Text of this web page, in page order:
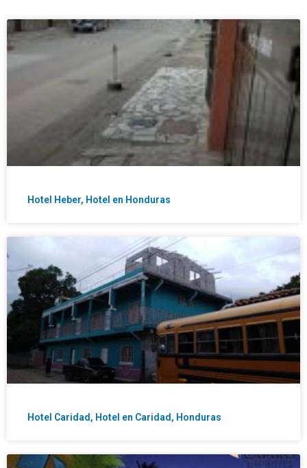
Hotel Heber, Hotel en Honduras
Hotel Caridad, Hotel en Caridad, Honduras